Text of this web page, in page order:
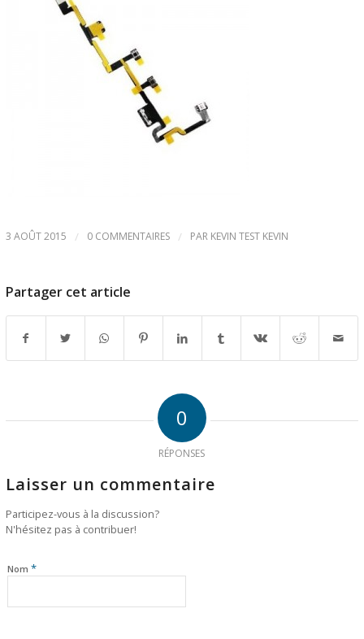
3 AOÛT 2015 / 0 COMMENTAIRES / PAR KEVIN TEST KEVIN
Partager cet article
0
RÉPONSES
Laisser un commentaire
Participez-vous à la discussion?
N'hésitez pas à contribuer!
Nom *